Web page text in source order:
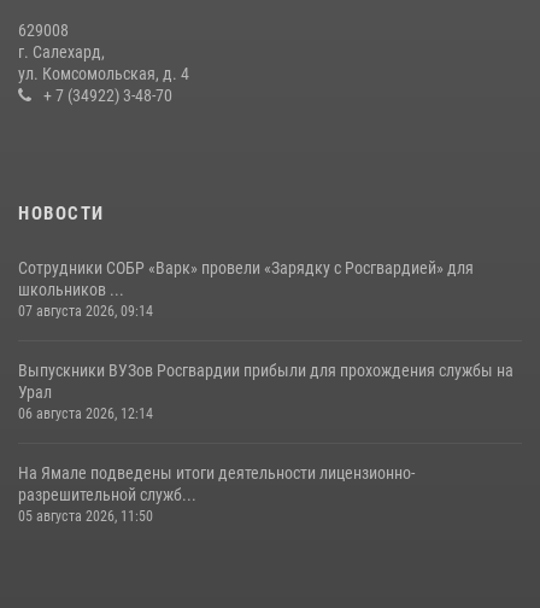
14 июля 2026, 06:53
629008
г. Салехард,
ул. Комсомольская, д. 4
+ 7 (34922) 3-48-70
НОВОСТИ
Сотрудники СОБР «Варк» провели «Зарядку с Росгвардией» для
школьников ...
07 августа 2026, 09:14
Выпускники ВУЗов Росгвардии прибыли для прохождения службы на
Урал
06 августа 2026, 12:14
На Ямале подведены итоги деятельности лицензионно-
разрешительной служб...
05 августа 2026, 11:50